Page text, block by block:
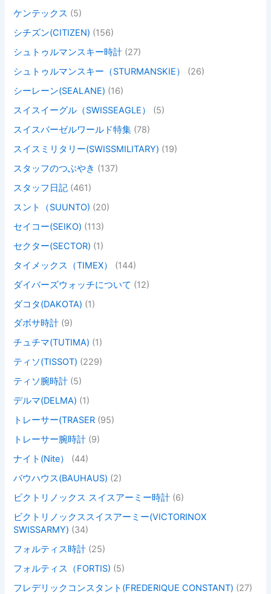
ケンテックス (5)
シチズン(CITIZEN) (156)
シュトゥルマンスキー時計 (27)
シュトゥルマンスキー（STURMANSKIE）
(26)
シーレーン(SEALANE) (16)
スイスイーグル（SWISSEAGLE）
(5)
スイスバーゼルワールド特集 (78)
スイスミリタリー(SWISSMILITARY) (19)
スタッフのつぶやき (137)
スタッフ日記 (461)
スント（SUUNTO) (20)
セイコー(SEIKO) (113)
セクター(SECTOR) (1)
タイメックス（TIMEX）
(144)
ダイバーズウォッチについて (12)
ダコタ(DAKOTA) (1)
ダボサ時計 (9)
チュチマ(TUTIMA) (1)
ティソ(TISSOT) (229)
ティソ腕時計 (5)
デルマ(DELMA) (1)
トレーサー(TRASER (95)
トレーサー腕時計 (9)
ナイト(Nite）
(44)
バウハウス(BAUHAUS) (2)
ビクトリノックス スイスアーミー時計 (6)
ビクトリノックススイスアーミー(VICTORINOX
SWISSARMY) (34)
フォルティス時計 (25)
フォルティス（FORTIS) (5)
フレデリックコンスタント(FREDERIQUE CONSTANT) (27)